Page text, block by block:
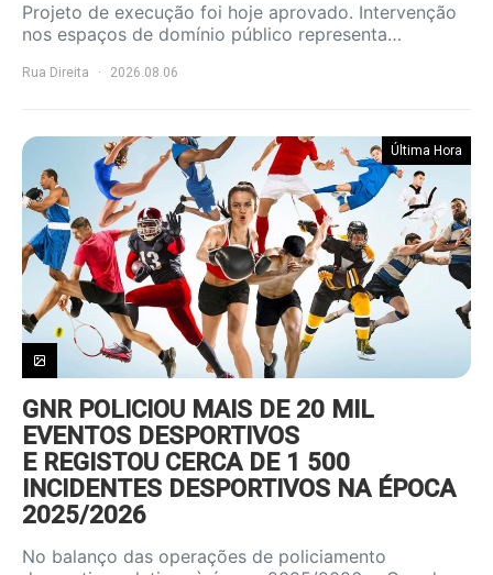
Projeto de execução foi hoje aprovado. Intervenção
nos espaços de domínio público representa…
Rua Direita 2026.08.06
Última Hora
GNR POLICIOU MAIS DE 20 MIL
EVENTOS DESPORTIVOS
E REGISTOU CERCA DE 1 500
INCIDENTES DESPORTIVOS NA ÉPOCA
2025/2026
No balanço das operações de policiamento